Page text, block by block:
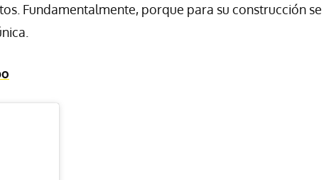
Fundamentalmente, porque para su construcción se